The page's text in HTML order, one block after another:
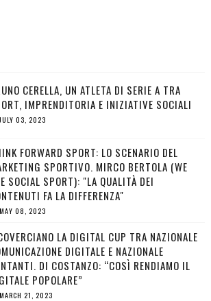
CERELLA, UN ATLETA DI SERIE A TRA
IMPRENDITORIA E INIZIATIVE SOCIALI
JULY 03, 2023
FORWARD SPORT: LO SCENARIO DEL
SPORTIVO. MIRCO BERTOLA (WE
SOCIAL SPORT): "LA QUALITÀ DEI
FA LA DIFFERENZA"
MAY 08, 2023
LA DIGITAL CUP TRA NAZIONALE
DIGITALE E NAZIONALE
DI COSTANZO: “COSÌ RENDIAMO IL
POPOLARE”
MARCH 21, 2023